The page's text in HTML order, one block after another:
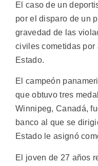
El caso de un
por el disparo de un
gravedad de las
civiles cometidas por
Estado.
El campeón
que obtuvo tres
Winnipeg, Canadá,
banco al que se
Estado le asignó
El joven de 27 años